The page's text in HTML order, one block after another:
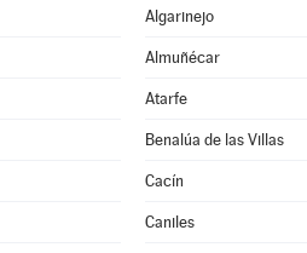
Algarinejo
Almuñécar
Atarfe
Benalúa de las Villas
Cacín
Caniles